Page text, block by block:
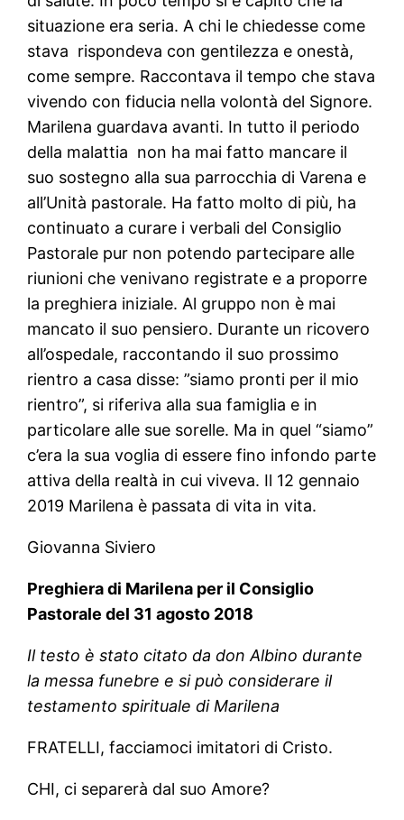
situazione era seria. A chi le chiedesse come
stava rispondeva con gentilezza e onestà,
come sempre. Raccontava il tempo che stava
vivendo con fiducia nella volontà del Signore.
Marilena guardava avanti. In tutto il periodo
della malattia non ha mai fatto mancare il
suo sostegno alla sua parrocchia di Varena e
all’Unità pastorale. Ha fatto molto di più, ha
continuato a curare i verbali del Consiglio
Pastorale pur non potendo partecipare alle
riunioni che venivano registrate e a proporre
la preghiera iniziale. Al gruppo non è mai
mancato il suo pensiero. Durante un ricovero
all’ospedale, raccontando il suo prossimo
rientro a casa disse: ”siamo pronti per il mio
rientro”, si riferiva alla sua famiglia e in
particolare alle sue sorelle. Ma in quel “siamo”
c’era la sua voglia di essere fino infondo parte
attiva della realtà in cui viveva. Il 12 gennaio
2019 Marilena è passata di vita in vita.
Giovanna Siviero
Preghiera di Marilena per il Consiglio
Pastorale del 31 agosto 2018
Il testo è stato citato da don Albino durante
la messa funebre e si può considerare il
testamento spirituale di Marilena
FRATELLI, facciamoci imitatori di Cristo.
CHI, ci separerà dal suo Amore?